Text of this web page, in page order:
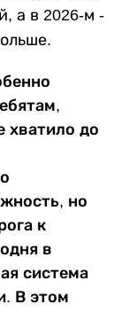
а в 2026-м -
хватило до
но
к
в
система
В этом